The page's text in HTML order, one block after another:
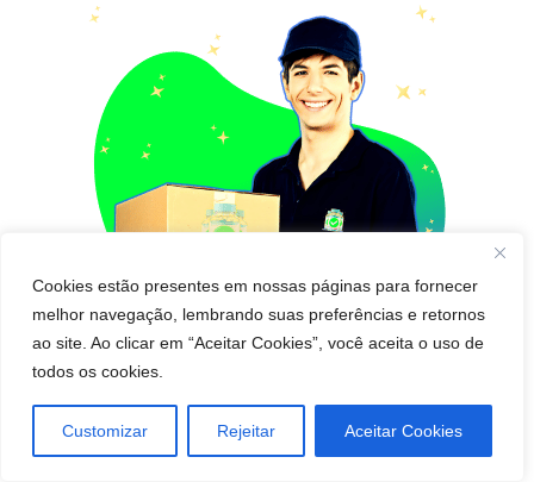
Cookies estão presentes em nossas páginas para fornecer
melhor navegação, lembrando suas preferências e retornos
ao site. Ao clicar em “Aceitar Cookies”, você aceita o uso de
todos os cookies.
Customizar Rejeitar Aceitar Cookies
Pedido de cápsula para emagrecer para Entregar
em Jataí! Pague Depois de Receber